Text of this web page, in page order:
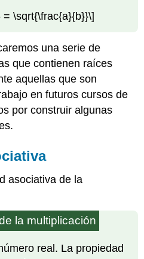
\sqrt{\frac{a}{b}}\]
una serie de
que contienen raíces
aquellas que son
en futuros cursos de
por construir algunas
asociativa de la
la multiplicación
real. La propiedad